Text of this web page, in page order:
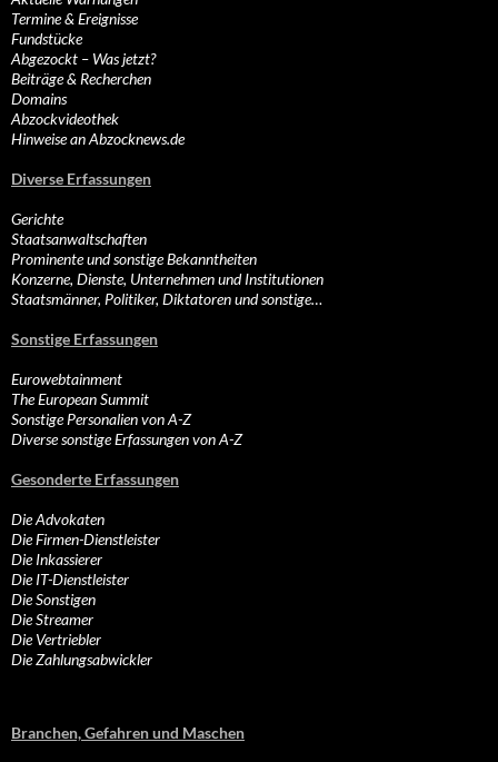
Termine & Ereignisse
Fundstücke
Abgezockt – Was jetzt?
Beiträge & Recherchen
Domains
Abzockvideothek
Hinweise an Abzocknews.de
Diverse Erfassungen
Gerichte
Staatsanwaltschaften
Prominente und sonstige Bekanntheiten
Konzerne, Dienste, Unternehmen und Institutionen
Staatsmänner, Politiker, Diktatoren und sonstige…
Sonstige Erfassungen
Eurowebtainment
The European Summit
Sonstige Personalien von A-Z
Diverse sonstige Erfassungen von A-Z
Gesonderte Erfassungen
Die Advokaten
Die Firmen-Dienstleister
Die Inkassierer
Die IT-Dienstleister
Die Sonstigen
Die Streamer
Die Vertriebler
Die Zahlungsabwickler
Branchen, Gefahren und Maschen